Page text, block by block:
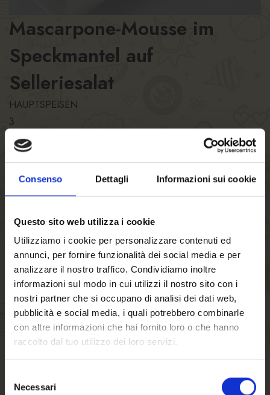
Consenso Dettagli Informazioni sui cookie
Questo sito web utilizza i cookie
Utilizziamo i cookie per personalizzare contenuti ed
annunci, per fornire funzionalità dei social media e per
analizzare il nostro traffico. Condividiamo inoltre
informazioni sul modo in cui utilizzi il nostro sito con i
nostri partner che si occupano di analisi dei dati web,
pubblicità e social media, i quali potrebbero combinarle
con altre informazioni che hai fornito loro o che hanno
raccolto dal tuo utilizzo dei loro servizi.
delNecessari
Mascarpone-Mousse im
Speckmantel auf
Selleriesalat
HAUPTSPEISEN
3
40'
zum Rezept